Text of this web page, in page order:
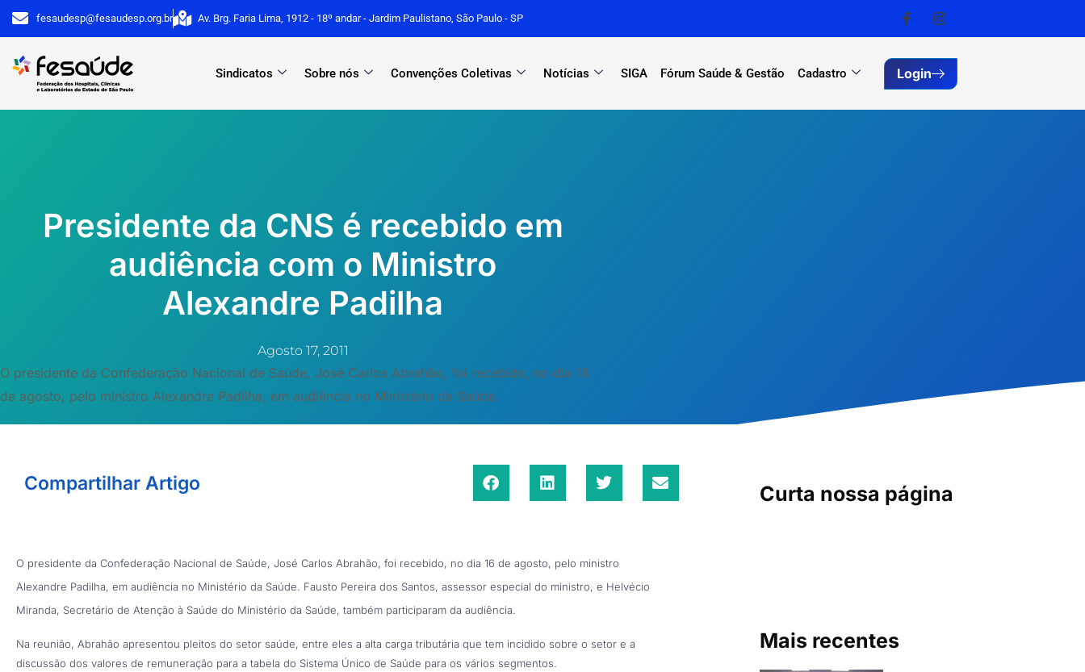
para
conteúdo
fesaudesp@fesaudesp.org.br Av. Brg. Faria Lima, 1912 - 18º andar - Jardim Paulistano, São Paulo - SP
Sindicatos Sobre nós Convenções Coletivas Notícias SIGA Fórum Saúde & Gestão Cadastro Login
Presidente da CNS é recebido em
audiência com o Ministro
Alexandre Padilha
Agosto 17, 2011
O presidente da Confederação Nacional de Saúde, José Carlos Abrahão, foi recebido, no dia 16
de agosto, pelo ministro Alexandre Padilha, em audiência no Ministério da Saúde.
Compartilhar Artigo
O presidente da Confederação Nacional de Saúde, José Carlos Abrahão, foi recebido, no dia 16 de agosto, pelo ministro
Alexandre Padilha, em audiência no Ministério da Saúde. Fausto Pereira dos Santos, assessor especial do ministro, e Helvécio
Miranda, Secretário de Atenção à Saúde do Ministério da Saúde, também participaram da audiência.
Na reunião, Abrahão apresentou pleitos do setor saúde, entre eles a alta carga tributária que tem incidido sobre o setor e a
discussão dos valores de remuneração para a tabela do Sistema Único de Saúde para os vários segmentos.
Curta nossa página
Mais recentes